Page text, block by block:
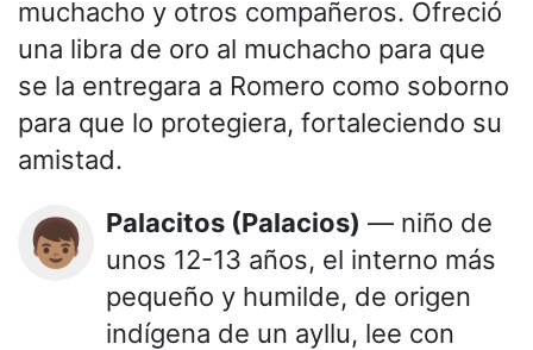
muchacho y otros compañeros. Ofreció
una libra de oro al muchacho para que
se la entregara a Romero como soborno
para que lo protegiera, fortaleciendo su
amistad.
👦🏽 Palacitos (Palacios) — niño de
unos 12-13 años, el interno más
pequeño y humilde, de origen
indígena de un ayllu, lee con